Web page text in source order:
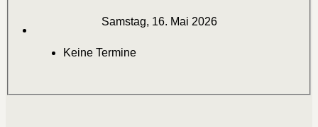
Samstag, 16. Mai 2026
Keine Termine